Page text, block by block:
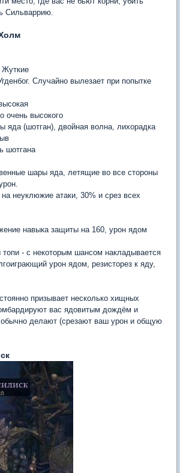
Сильваррию.
Жуткие
Случайно вылезает при попытке
очень высокого
яда (шотган), двойная волна, лихорадка
шотгана
шары яда, летящие во все стороны
неуклюжие атаки, 30% и срез всех
навыка защиты на 160, урон ядом
топи - с некоторым шансом накладывается
урон ядом, резисторез к яду,
призывает несколько хищных
вас ядовитым дождём и
делают (срезают ваш урон и общую